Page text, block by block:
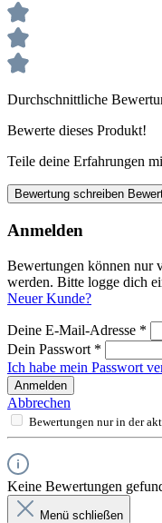
Durchschnittliche
Bewerte dieses Produkt!
Teile deine Erfahrungen
Bewertung schreiben
Anmelden
Bewertungen können nur
werden. Bitte logge dich
Neuer Kunde?
Deine E-Mail-Adresse *
Dein Passwort *
Ich habe mein Passwort
Anmelden
Abbrechen
Bewertungen nur in der
Keine Bewertungen
Menü schließen